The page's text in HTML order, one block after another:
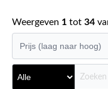
Weergeven 1 tot 34